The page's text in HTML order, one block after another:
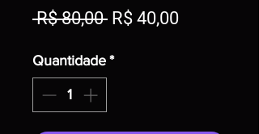
R$ 80,00 Preço
R$ 40,00Preço
Quantidade *